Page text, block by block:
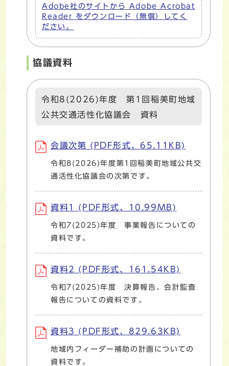
Adobe社のサイトから Adobe Acrobat
Reader をダウンロード（無償）してく
ださい。
協議資料
令和8(2026)年度 第1回稲美町地域
公共交通活性化協議会 資料
会議次第 (PDF形式、65.11KB)
令和8(2026)年度第1回稲美町地域公共交
通活性化協議会の次第です。
資料1 (PDF形式、10.99MB)
令和7(2025)年度 事業報告についての
資料です。
資料2 (PDF形式、161.54KB)
令和7(2025)年度 決算報告、会計監査
報告についての資料です。
資料3 (PDF形式、829.63KB)
地域内フィーダー補助の計画についての
資料です。